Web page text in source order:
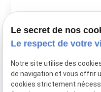
Besoin de
01
Le secret de nos
Le respect de votre
Notre site utilise des
de navigation et vous offrir
cookies strictement